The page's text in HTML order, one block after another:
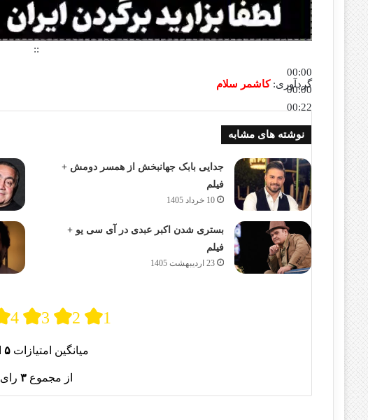
00:00
00:00
00:22
برای افزایش یا کاهش صدا از کلیدهای بالا و پایین استفاده کنید.
::
گردآوری:کاشمر سلام
نوشته های مشابه
جدایی بابک جهانبخش از همسر دومش +
فیلم
10 خرداد 1405
بستری شدن اکبر عبدی در آی سی یو +
فیلم
23 اردیبهشت 1405
4 3 2 1
میانگین امتیازات ۵
از مجموع ۳ رای